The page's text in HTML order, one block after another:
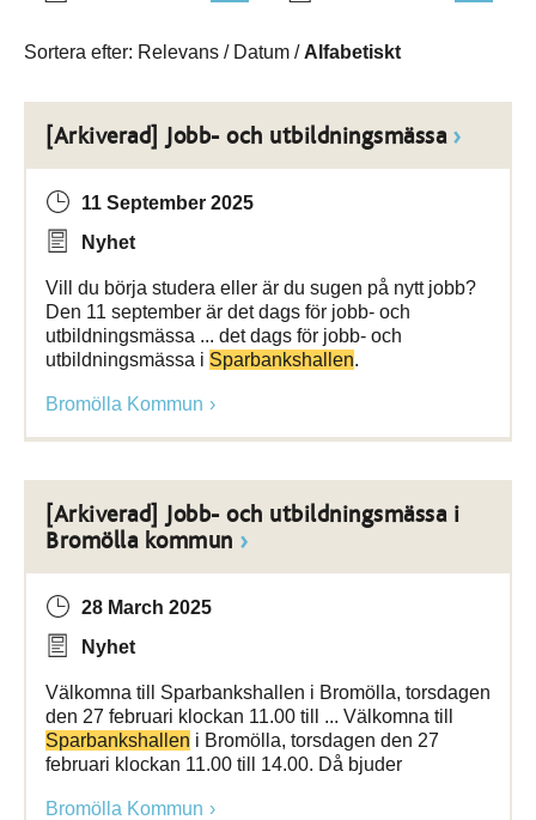
Sortera efter: Relevans / Datum / Alfabetiskt
[Arkiverad] Jobb- och utbildningsmässa
11 September 2025
Nyhet
Vill du börja studera eller är du sugen på nytt jobb?
Den 11 september är det dags för jobb- och
utbildningsmässa ... det dags för jobb- och
utbildningsmässa i Sparbankshallen.
Bromölla Kommun
[Arkiverad] Jobb- och utbildningsmässa i
Bromölla kommun
28 March 2025
Nyhet
Välkomna till Sparbankshallen i Bromölla, torsdagen
den 27 februari klockan 11.00 till ... Välkomna till
Sparbankshallen i Bromölla, torsdagen den 27
februari klockan 11.00 till 14.00. Då bjuder
Bromölla Kommun